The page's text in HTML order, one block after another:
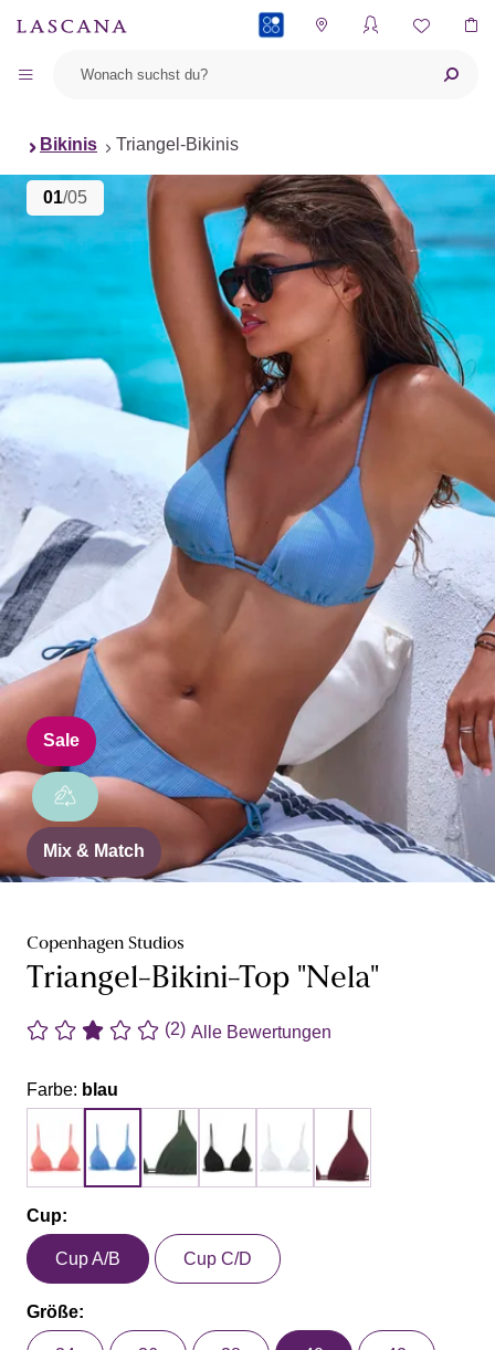
Bikinis Triangel-Bikinis
01/05
Sale
Mix & Match
Copenhagen Studios
Triangel-Bikini-Top "Nela"
(2) Alle Bewertungen
Farbe: blau
Cup:
Cup A/B Cup C/D
Größe: